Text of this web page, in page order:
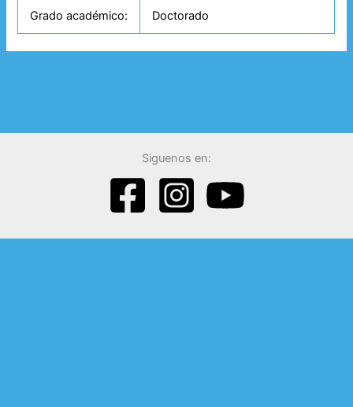
Grado académico: Doctorado
Siguenos en: